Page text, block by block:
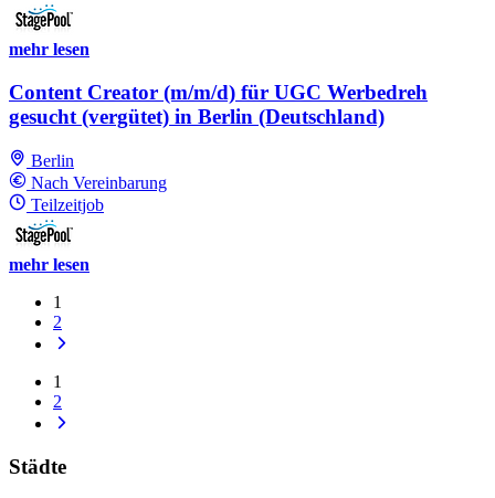
mehr lesen
Content Creator (m/m/d) für UGC Werbedreh
gesucht (vergütet) in Berlin (Deutschland)
Berlin
Nach Vereinbarung
Teilzeitjob
mehr lesen
1
2
1
2
Städte